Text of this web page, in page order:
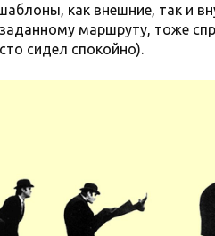
как внешние, так и
маршруту, тоже
сидел спокойно).